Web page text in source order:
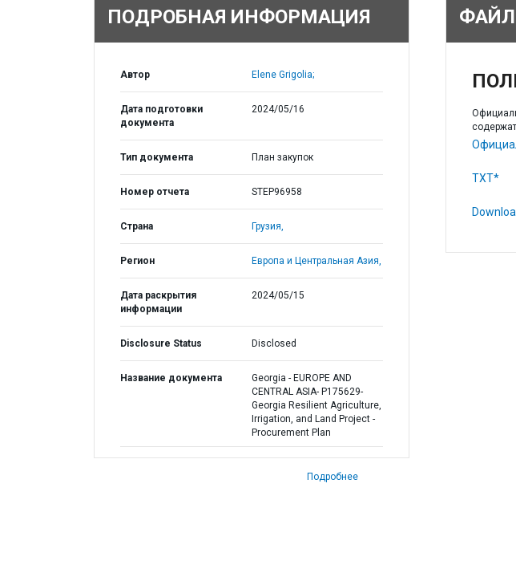
ПОДРОБНАЯ ИНФОРМАЦИЯ
Автор Elene Grigolia;
Дата подготовки
документа
2024/05/16
Тип документа План закупок
Номер отчета STEP96958
Страна Грузия,
Регион Европа и Центральная Азия,
Дата раскрытия
информации
2024/05/15
Disclosure Status Disclosed
Название документа
Georgia - EUROPE AND
CENTRAL ASIA- P175629-
Georgia Resilient Agriculture,
Irrigation, and Land Project -
Procurement Plan
Подробнее
TXT*